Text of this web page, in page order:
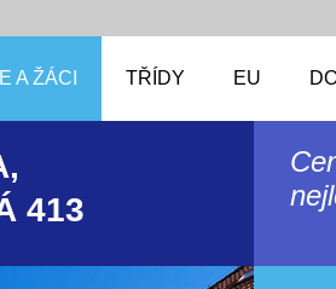
A ŽÁCI TŘÍDY EU
413